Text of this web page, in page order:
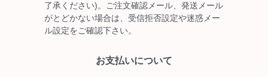
了承ください)。ご注文確認メール、発送メール
がとどかない場合は、受信拒否設定や迷惑メー
ル設定をご確認下さい。
お支払いについて